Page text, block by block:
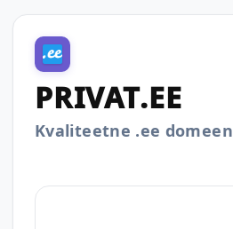
PRIVAT.EE
Kvaliteetne .ee domeen